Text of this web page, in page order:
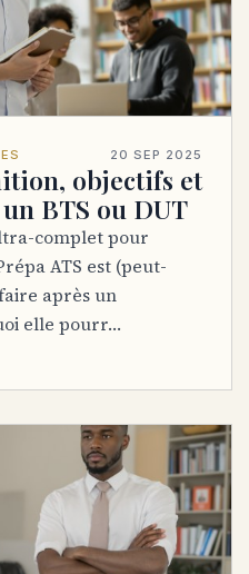
20 SEP 2025
objectifs et
BTS ou DUT
complet pour
ATS est (peut-
après un
elle pourr…